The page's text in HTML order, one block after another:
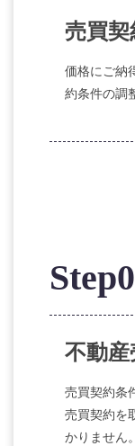
売買
価格にご納
約条件の調
不動
売買契約条
売買契約を
かりません